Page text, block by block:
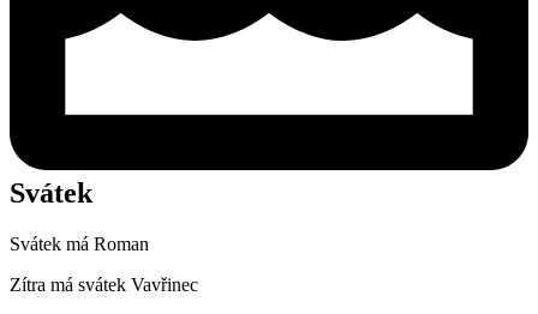
Svátek
Svátek má Roman
Zítra má svátek Vavřinec